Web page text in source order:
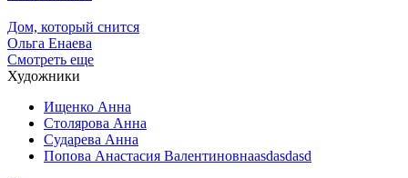
Дом, который снится
Ольга Енаева
Смотреть еще
Художники
Ищенко Анна
Столярова Анна
Сударева Анна
Попова Анастасия Валентиновнаasdasdasd